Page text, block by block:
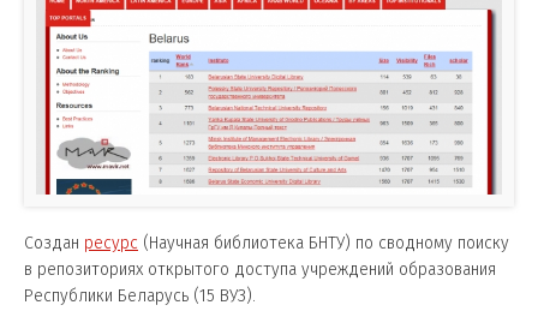
Создан ресурс (Научная библиотека БНТУ) по сводному поиску
в репозиториях открытого доступа учреждений образования
Республики Беларусь (15 ВУЗ).